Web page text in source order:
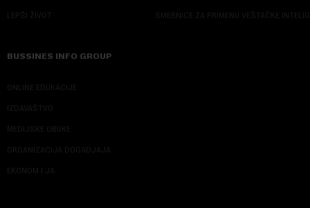
LEPŠI ŽIVOT SMERNICE ZA PRIMENU VEŠTAČKE
BUSSINES INFO GROUP
ONLINE EDUKACIJE
IZDAVAŠTVO
MEDIJSKE OBUKE
ORGANIZACIJA DOGADJAJA
EKONOM I JA